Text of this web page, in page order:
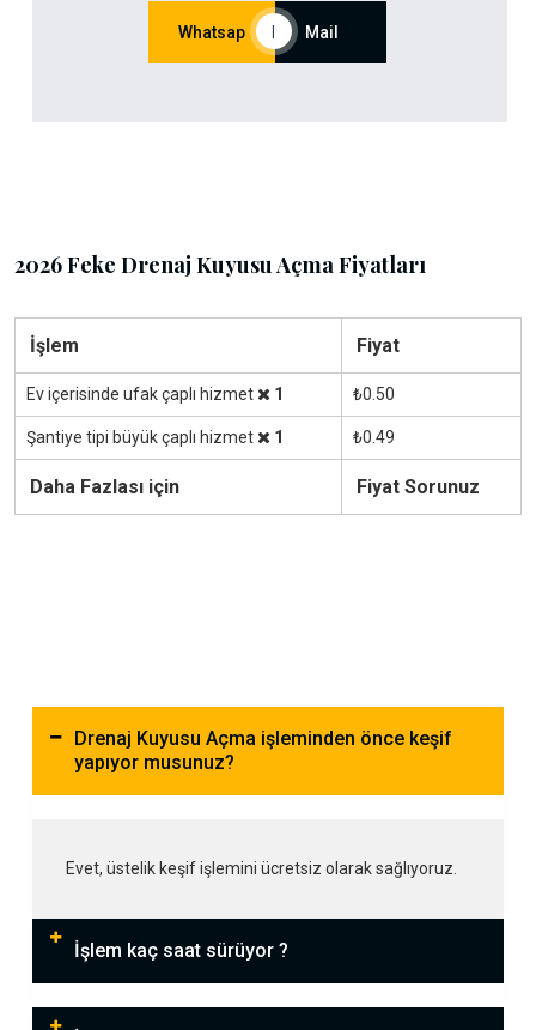
Whatsap Mail
2026 Feke Drenaj Kuyusu Açma Fiyatları
İşlem Fiyat
Ev içerisinde ufak çaplı hizmet 1 ₺0.50
Şantiye tipi büyük çaplı hizmet 1 ₺0.49
Daha Fazlası için Fiyat Sorunuz
Drenaj Kuyusu Açma işleminden önce keşif
yapıyor musunuz?
Evet, üstelik keşif işlemini ücretsiz olarak sağlıyoruz.
İşlem kaç saat sürüyor ?